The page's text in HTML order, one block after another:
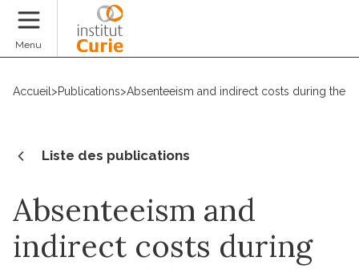
Menu
Accueil >Publications>Absenteeism and indirect costs during the
Liste des publications
Absenteeism and
indirect costs during